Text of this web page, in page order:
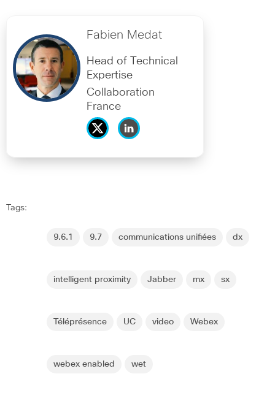
Fabien Medat
Head of Technical
Expertise
Collaboration
France
Tags:
9.6.1 9.7 communications unifiées dx
intelligent proximity Jabber mx sx
Téléprésence UC video Webex
webex enabled wet